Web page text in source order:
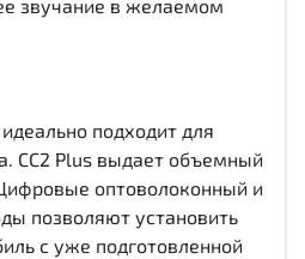
звучание в желаемом
подходит для
CC2 Plus выдает объемный
оптоволоконный и
позволяют установить
с уже подготовленной